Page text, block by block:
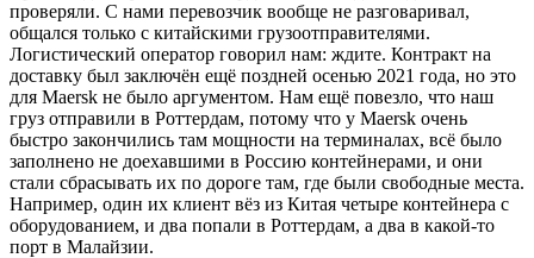
проверяли. С нами перевозчик вообще не разговаривал,
общался только с китайскими грузоотправителями.
Логистический оператор говорил нам: ждите. Контракт на
доставку был заключён ещё поздней осенью 2021 года, но это
для Maersk не было аргументом. Нам ещё повезло, что наш
груз отправили в Роттердам, потому что у Maersk очень
быстро закончились там мощности на терминалах, всё было
заполнено не доехавшими в Россию контейнерами, и они
стали сбрасывать их по дороге там, где были свободные места.
Например, один их клиент вёз из Китая четыре контейнера с
оборудованием, и два попали в Роттердам, а два в какой-то
порт в Малайзии.